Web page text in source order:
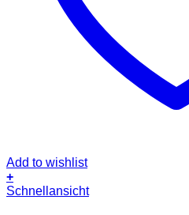
Add to wishlist
+
Schnellansicht